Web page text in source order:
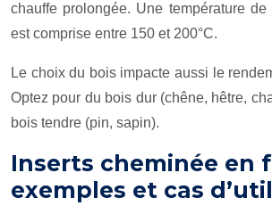
chauffe prolongée. Une température
est comprise entre 150 et 200°C.
Le choix du bois impacte aussi le
Optez pour du bois dur (chêne, hêtre,
bois tendre (pin, sapin).
Inserts cheminée en
exemples et cas